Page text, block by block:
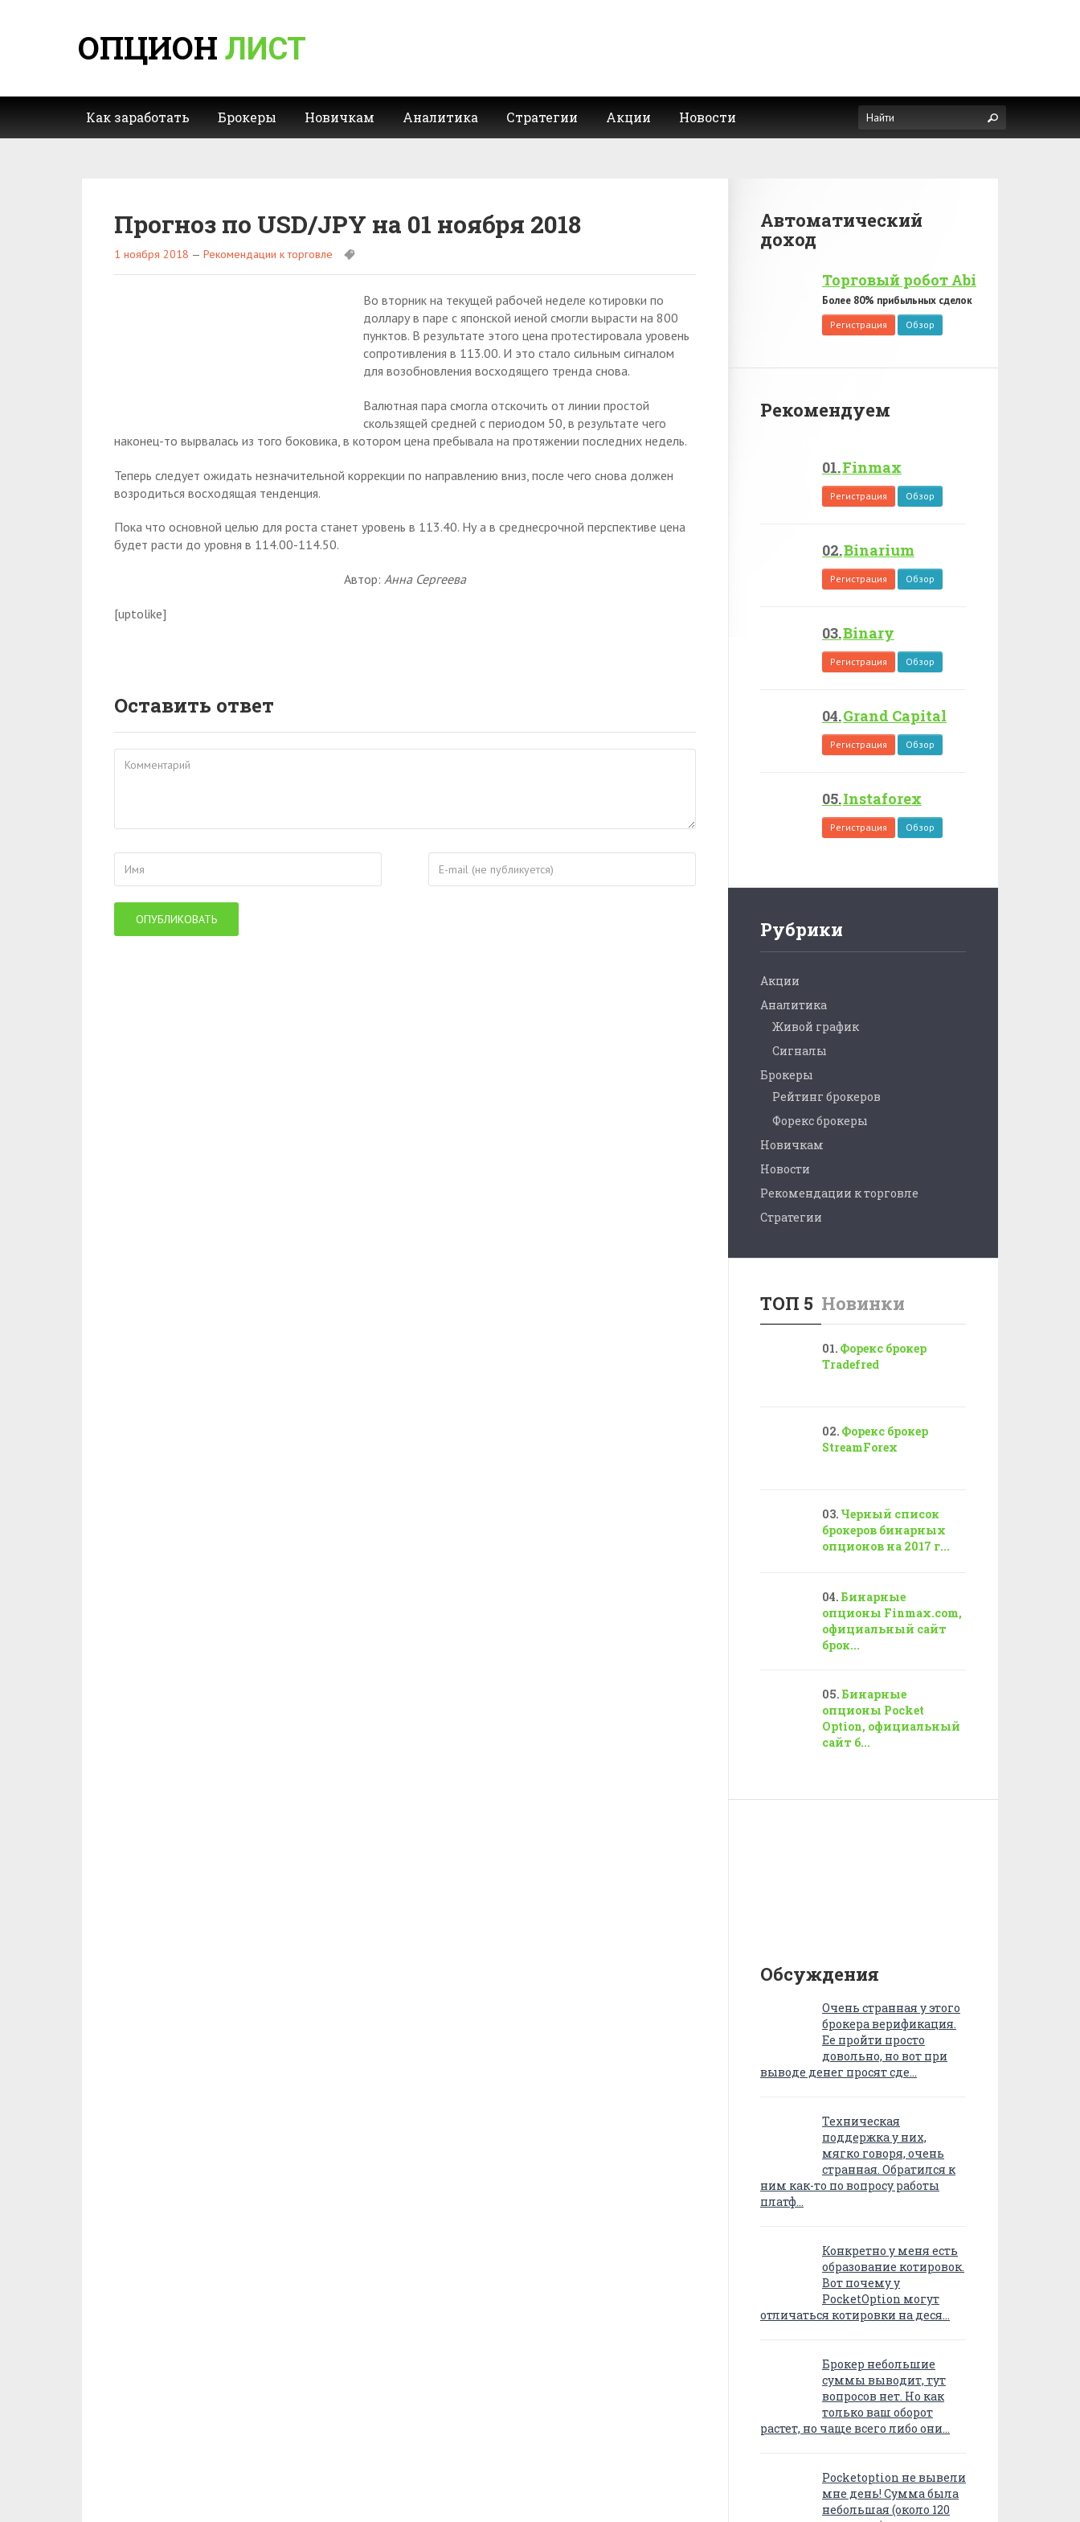
ОПЦИОН ЛИСТ
Как заработать Брокеры Новичкам Аналитика Стратегии Акции Новости
Прогноз по USD/JPY на 01 ноября 2018
1 ноября 2018 — Рекомендации к торговле
Во вторник на текущей рабочей неделе котировки по
доллару в паре с японской иеной смогли вырасти на 800
пунктов. В результате этого цена протестировала уровень
сопротивления в 113.00. И это стало сильным сигналом
для возобновления восходящего тренда снова.
Валютная пара смогла отскочить от линии простой
скользящей средней с периодом 50, в результате чего
наконец-то вырвалась из того боковика, в котором цена пребывала на протяжении последних недель.
Теперь следует ожидать незначительной коррекции по направлению вниз, после чего снова должен
возродиться восходящая тенденция.
Пока что основной целью для роста станет уровень в 113.40. Ну а в среднесрочной перспективе цена
будет расти до уровня в 114.00-114.50.
Автор: Анна Сергеева
[uptolike]
Оставить ответ
Автоматический
доход
Торговый робот Abi
Более 80% прибыльных сделок
Регистрация Обзор
Рекомендуем
Finmax
Регистрация Обзор
Binarium
Регистрация Обзор
Binary
Регистрация Обзор
Grand Capital
Регистрация Обзор
Instaforex
Регистрация Обзор
Рубрики
Акции
Аналитика
Живой график
Сигналы
Брокеры
Рейтинг брокеров
Форекс брокеры
Новичкам
Новости
Рекомендации к торговле
Стратегии
ТОП 5 Новинки
Форекс брокер
Tradefred
Форекс брокер
StreamForex
Черный список
брокеров бинарных
опционов на 2017 г...
Бинарные
опционы Finmax.com,
официальный сайт
брок...
Бинарные
опционы Pocket
Option, официальный
сайт б...
Обсуждения
Очень странная у этого
брокера верификация.
Ее пройти просто
довольно, но вот при
выводе денег просят сде…
Техническая
поддержка у них,
мягко говоря, очень
странная. Обратился к
ним как-то по вопросу работы
платф…
Конкретно у меня есть
образование котировок.
Вот почему у
PocketOption могут
отличаться котировки на деся…
Брокер небольшие
суммы выводит, тут
вопросов нет. Но как
только ваш оборот
растет, но чаще всего либо они…
Pocketoption не вывели
мне день! Сумма была
небольшая (около 120